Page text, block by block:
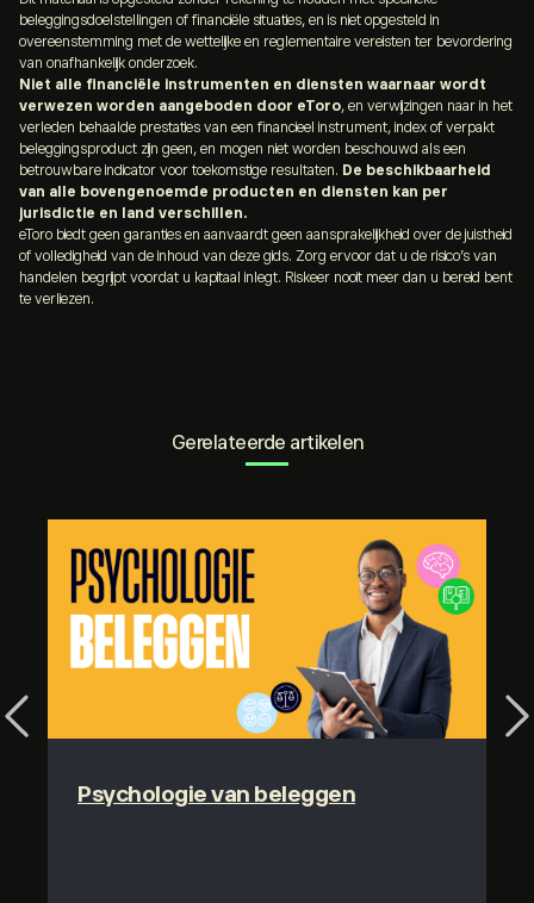
beleggingsdoelstellingen of financiële situaties, en is niet opgesteld in
overeenstemming met de wettelijke en reglementaire vereisten ter bevordering
van onafhankelijk onderzoek.
Niet alle financiële instrumenten en diensten waarnaar wordt
verwezen worden aangeboden door eToro, en verwijzingen naar in het
verleden behaalde prestaties van een financieel instrument, index of verpakt
beleggingsproduct zijn geen, en mogen niet worden beschouwd als een
betrouwbare indicator voor toekomstige resultaten. De beschikbaarheid
van alle bovengenoemde producten en diensten kan per
jurisdictie en land verschillen.
eToro biedt geen garanties en aanvaardt geen aansprakelijkheid over de juistheid
of volledigheid van de inhoud van deze gids. Zorg ervoor dat u de risico’s van
handelen begrijpt voordat u kapitaal inlegt. Riskeer nooit meer dan u bereid bent
te verliezen.
Gerelateerde artikelen
Previous
Psychologie van beleggen